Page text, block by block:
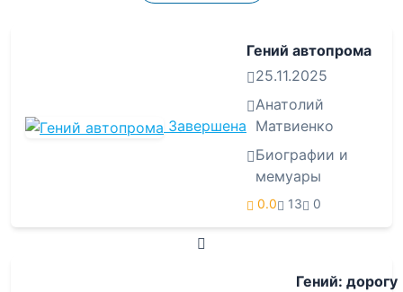
Завершена
Гений автопрома
25.11.2025
Анатолий
Матвиенко
Биографии и
мемуары
0.0 13 0
Гений: дорогу